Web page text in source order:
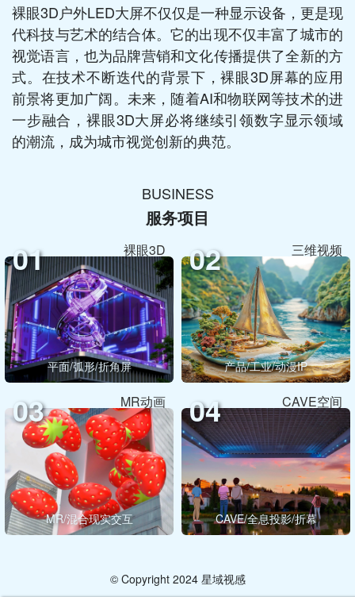
裸眼3D户外LED大屏不仅仅是一种显示设备，更是现
代科技与艺术的结合体。它的出现不仅丰富了城市的
视觉语言，也为品牌营销和文化传播提供了全新的方
式。在技术不断迭代的背景下，裸眼3D屏幕的应用
前景将更加广阔。未来，随着AI和物联网等技术的进
一步融合，裸眼3D大屏必将继续引领数字显示领域
的潮流，成为城市视觉创新的典范。
BUSINESS
服务项目
01 裸眼3D
平面/弧形/折角屏
02 三维视频
产品/工业/动漫IP
03 MR动画
MR/混合现实交互
04 CAVE空间
CAVE/全息投影/折幕
© Copyright 2024 星域视感